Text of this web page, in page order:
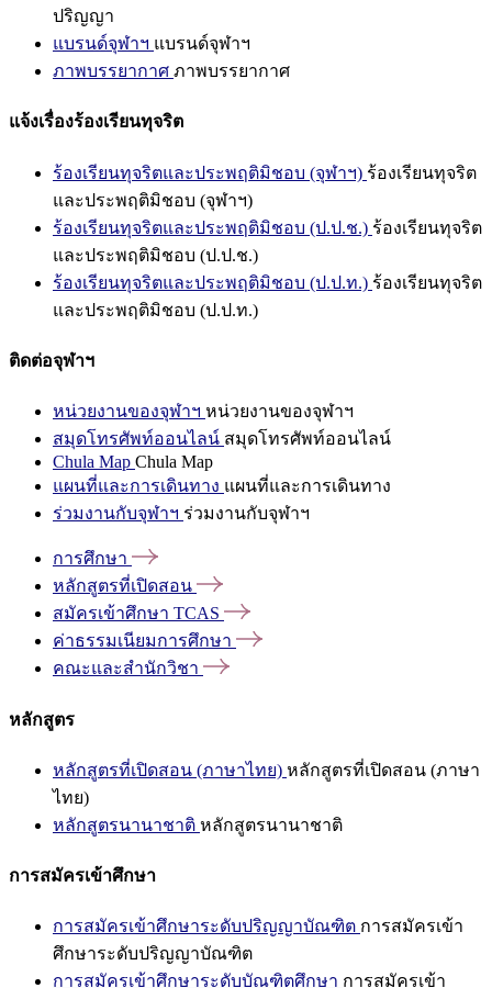
ปริญญา
แบรนด์จุฬาฯ แบรนด์จุฬาฯ
ภาพบรรยากาศ ภาพบรรยากาศ
แจ้งเรื่องร้องเรียนทุจริต
ร้องเรียนทุจริตและประพฤติมิชอบ (จุฬาฯ) ร้องเรียนทุจริต
และประพฤติมิชอบ (จุฬาฯ)
ร้องเรียนทุจริตและประพฤติมิชอบ (ป.ป.ช.) ร้องเรียนทุจริต
และประพฤติมิชอบ (ป.ป.ช.)
ร้องเรียนทุจริตและประพฤติมิชอบ (ป.ป.ท.) ร้องเรียนทุจริต
และประพฤติมิชอบ (ป.ป.ท.)
ติดต่อจุฬาฯ
หน่วยงานของจุฬาฯ หน่วยงานของจุฬาฯ
สมุดโทรศัพท์ออนไลน์ สมุดโทรศัพท์ออนไลน์
Chula Map Chula Map
แผนที่และการเดินทาง แผนที่และการเดินทาง
ร่วมงานกับจุฬาฯ ร่วมงานกับจุฬาฯ
การศึกษา
หลักสูตรที่เปิดสอน
สมัครเข้าศึกษา TCAS
ค่าธรรมเนียมการศึกษา
คณะและสำนักวิชา
หลักสูตร
หลักสูตรที่เปิดสอน (ภาษาไทย) หลักสูตรที่เปิดสอน (ภาษา
ไทย)
หลักสูตรนานาชาติ หลักสูตรนานาชาติ
การสมัครเข้าศึกษา
การสมัครเข้าศึกษาระดับปริญญาบัณฑิต การสมัครเข้า
ศึกษาระดับปริญญาบัณฑิต
การสมัครเข้าศึกษาระดับบัณฑิตศึกษา การสมัครเข้า